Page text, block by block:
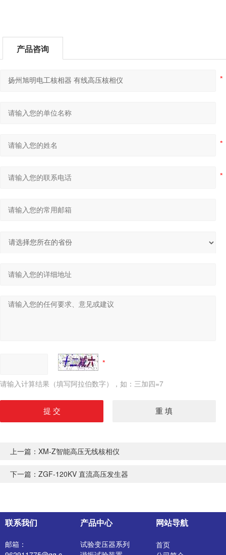
产品咨询
请输入计算结果（填写阿拉伯数字），如：三加四=7
上一篇： XM-Z智能高压无线核相仪
下一篇： ZGF-120KV 直流高压发生器
联系我们
邮箱：
产品中心
试验变压器系列
网站导航
首页